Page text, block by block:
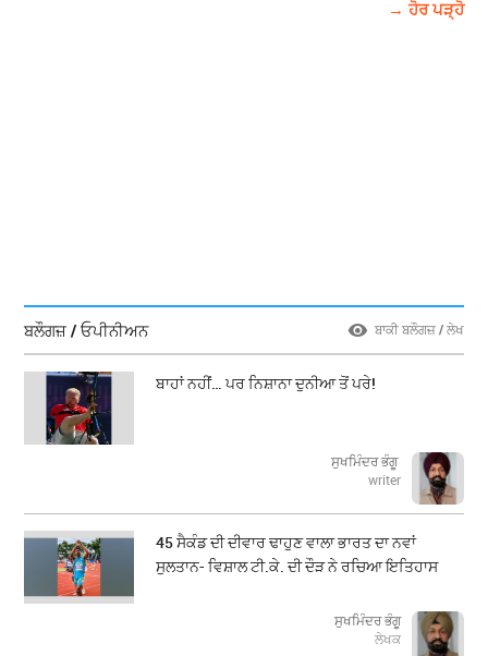
→ ਹੋਰ ਪੜ੍ਹੋ
ਬਲੌਗਜ਼ / ਓਪੀਨੀਅਨ ਬਾਕੀ ਬਲੌਗਜ਼ / ਲੇਖ
ਬਾਹਾਂ ਨਹੀਂ… ਪਰ ਨਿਸ਼ਾਨਾ ਦੁਨੀਆ ਤੋਂ ਪਰੇ!
ਸੁਖਮਿੰਦਰ ਭੰਗੂ
writer
45 ਸੈਕੰਡ ਦੀ ਦੀਵਾਰ ਢਾਹੁਣ ਵਾਲਾ ਭਾਰਤ ਦਾ ਨਵਾਂ
ਸੁਲਤਾਨ- ਵਿਸ਼ਾਲ ਟੀ.ਕੇ. ਦੀ ਦੌੜ ਨੇ ਰਚਿਆ ਇਤਿਹਾਸ
ਸੁਖਮਿੰਦਰ ਭੰਗੂ
ਲੇਖਕ